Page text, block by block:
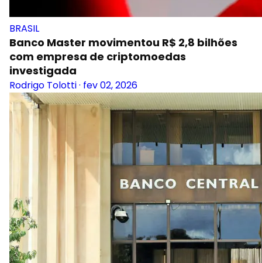
BRASIL
Banco Master movimentou R$ 2,8 bilhões
com empresa de criptomoedas
investigada
Rodrigo Tolotti· fev 02, 2026